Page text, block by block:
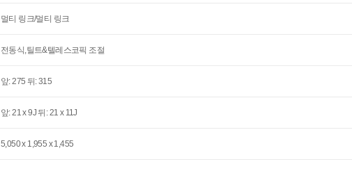
멀티 링크/멀티 링크
전동식,틸트&텔레스코픽 조절
앞: 275 뒤: 315
앞: 21 x 9J 뒤: 21 x 11J
5,050 x 1,955 x 1,455